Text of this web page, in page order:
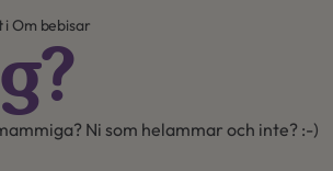
i Om bebisar
Ni som helammar och inte? :-)